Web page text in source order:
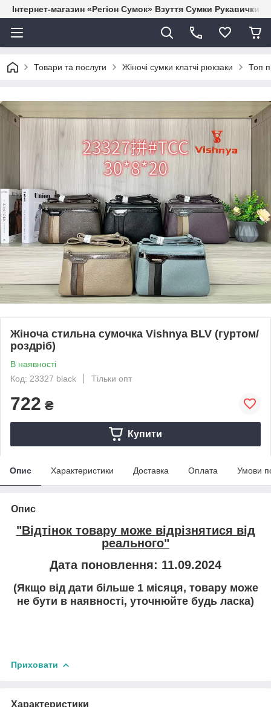
Інтернет-магазин «Регіон Сумок» Взуття Сумки Рукавички
Товари та послуги Жіночі сумки клатчі рюкзаки Топ
Жіноча стильна сумочка Vishnya BLV (гуртом/
роздріб)
В наявності
Код: 23327 black
Тільки опт
722 ₴
Купити
Опис Характеристики Доставка Оплата Умови
Опис
"Відтінок товару може відрізнятися від
реального"
Дата поновлення: 11.09.2024
(Якщо від дати більше 1 місяця, товару може
не бути в наявності, уточнюйте будь ласка)
Приховати
Характеристики